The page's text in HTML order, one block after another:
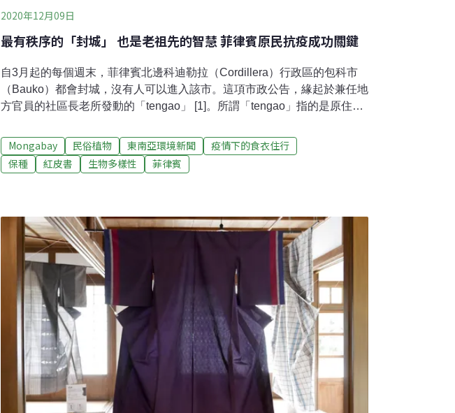
2020年12月09日
最有秩序的「封城」 也是老祖先的智慧 菲律賓原民抗疫成功關鍵
自3月起的每個週末，菲律賓北邊科迪勒拉（Cordillera）行政區的包科市
（Bauko）都會封城，沒有人可以進入該市。這項市政公告，緣起於兼任地
方官員的社區長老所發動的「tengao」 [1]。所謂「tengao」指的是原住民
區，而確切的封城時間則由長老議會決定，可能是一天或者是更長的時
間。高山省（Mountain Province）是科迪勒拉地區的6個省份之一，該省不
同城鎮都啟動這種作法，不同語系的族群也有其他稱呼方式，例如：「te-
，簡稱NCIP）的資料，科迪勒拉地區的居民主要是原住民，住有超過15個
不同語系的族群。因
Mongabay 民俗植物 東南亞環境新聞
疫情下的食衣住行
保種
紅皮書 生物多樣性 菲律賓